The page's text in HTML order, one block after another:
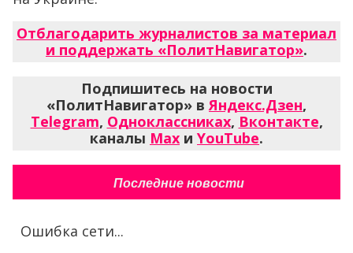
Отблагодарить журналистов за материал
и поддержать «ПолитНавигатор».
Подпишитесь на новости
«ПолитНавигатор» в Яндекс.Дзен,
Telegram, Одноклассниках, Вконтакте,
каналы Max и YouTube.
Последние новости
Ошибка сети...